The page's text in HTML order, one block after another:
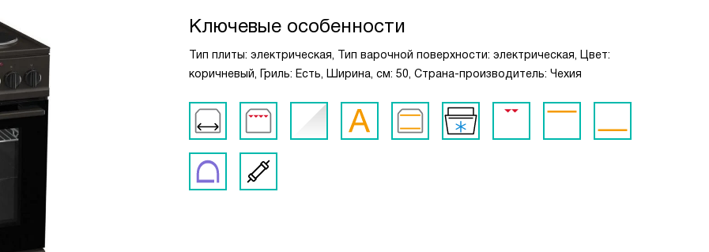
Ключевые особенности
Тип плиты: электрическая, Тип варочной поверхности: электрическая, Цвет:
коричневый, Гриль: Есть, Ширина, см: 50, Страна-производитель: Чехия